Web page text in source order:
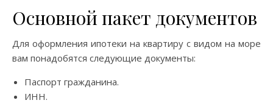
Основной пакет документов
Для оформления ипотеки на квартиру с видом на море
вам понадобятся следующие документы:
Паспорт гражданина.
ИНН.